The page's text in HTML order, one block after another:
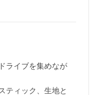
ライブを集めなが
ティック、生地と